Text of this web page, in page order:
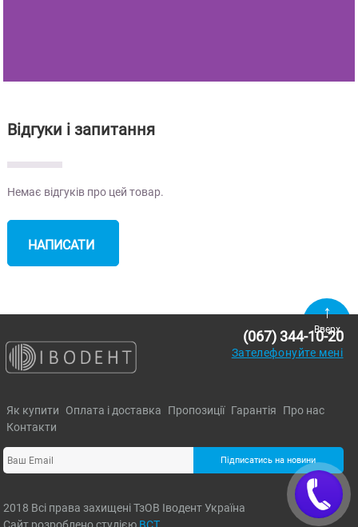
Відгуки і запитання
Немає відгуків про цей товар.
НАПИСАТИ
Вверх
Як купити Оплата і доставка Пропозиції Гарантія
Про нас
Контакти
Підписатись на новини
(067) 344-10-20
Зателефонуйте мені
2018 Всі права захищені ТзОВ Іводент Україна